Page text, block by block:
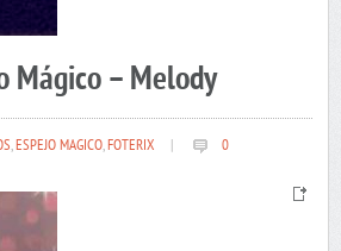
Mágico – Melody
,ESPEJO MAGICO,FOTERIX 0